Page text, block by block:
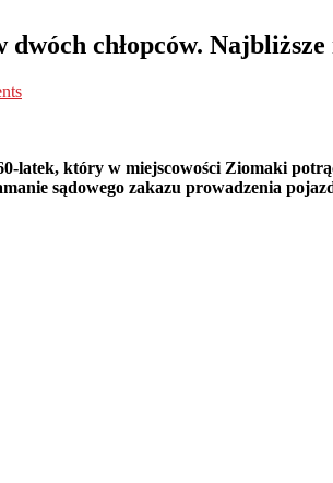
chłopców.
latek, który w miejscowości Ziomaki
sądowego zakazu prowadzenia